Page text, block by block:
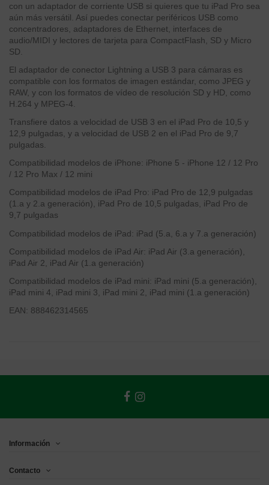
con un adaptador de corriente USB si quieres que tu iPad Pro sea
aún más versátil. Así puedes conectar periféricos USB como
concentradores, adaptadores de Ethernet, interfaces de
audio/MIDI y lectores de tarjeta para CompactFlash, SD y Micro
SD.
El adaptador de conector Lightning a USB 3 para cámaras es
compatible con los formatos de imagen estándar, como JPEG y
RAW, y con los formatos de vídeo de resolución SD y HD, como
H.264 y MPEG-4.
Transfiere datos a velocidad de USB 3 en el iPad Pro de 10,5 y
12,9 pulgadas, y a velocidad de USB 2 en el iPad Pro de 9,7
pulgadas.
Compatibilidad modelos de iPhone: iPhone 5 - iPhone 12 / 12 Pro
/ 12 Pro Max / 12 mini
Compatibilidad modelos de iPad Pro: iPad Pro de 12,9 pulgadas
(1.a y 2.a generación), iPad Pro de 10,5 pulgadas, iPad Pro de
9,7 pulgadas
Compatibilidad modelos de iPad: iPad (5.a, 6.a y 7.a generación)
Compatibilidad modelos de iPad Air: iPad Air (3.a generación),
iPad Air 2, iPad Air (1.a generación)
Compatibilidad modelos de iPad mini: iPad mini (5.a generación),
iPad mini 4, iPad mini 3, iPad mini 2, iPad mini (1.a generación)
EAN: 888462314565
Información
Contacto